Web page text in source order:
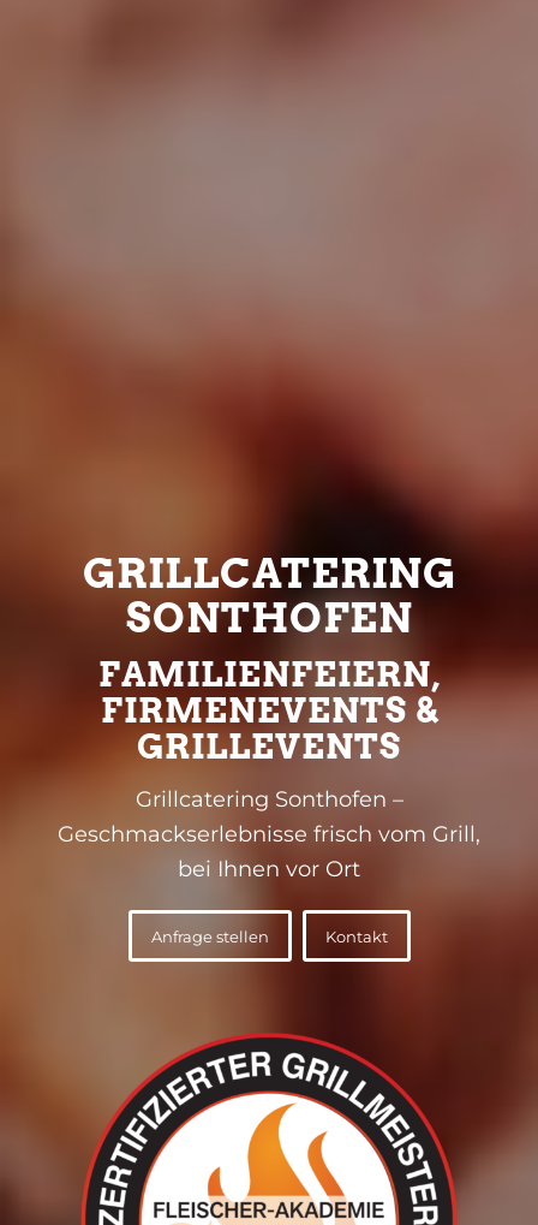
GRILLCATERING
SONTHOFEN
FAMILIENFEIERN,
FIRMENEVENTS &
GRILLEVENTS
Grillcatering Sonthofen –
Geschmackserlebnisse frisch vom Grill,
bei Ihnen vor Ort
Anfrage stellen Kontakt